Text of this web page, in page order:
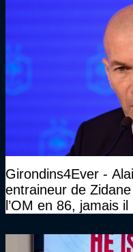
Girondins4Ever -
entraineur de
l’OM en 86, jamais